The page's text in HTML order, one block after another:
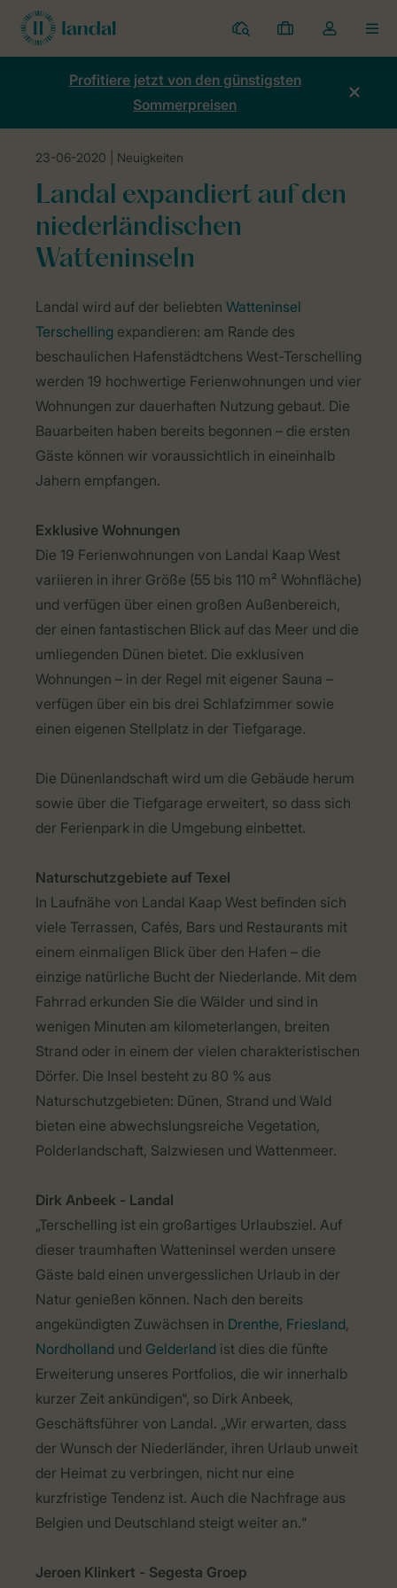
Ferienparks
Meine
Buchungen
Dropdown-
Menü
Kontos
Profitiere jetzt von den günstigsten
Sommerpreisen
Neuigkeiten
23-06-2020 | Neuigkeiten
Landal expandiert auf den
niederländischen
Watteninseln
Landal wird auf der beliebten Watteninsel
Terschelling expandieren: am Rande des
beschaulichen Hafenstädtchens West-Terschelling
werden 19 hochwertige Ferienwohnungen und vier
Wohnungen zur dauerhaften Nutzung gebaut. Die
Bauarbeiten haben bereits begonnen – die ersten
Gäste können wir voraussichtlich in eineinhalb
Jahern empfangen.
Exklusive Wohnungen
Die 19 Ferienwohnungen von Landal Kaap West
variieren in ihrer Größe (55 bis 110 m² Wohnfläche)
und verfügen über einen großen Außenbereich,
der einen fantastischen Blick auf das Meer und die
umliegenden Dünen bietet. Die exklusiven
Wohnungen – in der Regel mit eigener Sauna –
verfügen über ein bis drei Schlafzimmer sowie
einen eigenen Stellplatz in der Tiefgarage.
Die Dünenlandschaft wird um die Gebäude herum
sowie über die Tiefgarage erweitert, so dass sich
der Ferienpark in die Umgebung einbettet.
Naturschutzgebiete auf Texel
In Laufnähe von Landal Kaap West befinden sich
viele Terrassen, Cafés, Bars und Restaurants mit
einem einmaligen Blick über den Hafen – die
einzige natürliche Bucht der Niederlande. Mit dem
Fahrrad erkunden Sie die Wälder und sind in
wenigen Minuten am kilometerlangen, breiten
Strand oder in einem der vielen charakteristischen
Dörfer. Die Insel besteht zu 80 % aus
Naturschutzgebieten: Dünen, Strand und Wald
bieten eine abwechslungsreiche Vegetation,
Polderlandschaft, Salzwiesen und Wattenmeer.
Dirk Anbeek - Landal
„Terschelling ist ein großartiges Urlaubsziel. Auf
dieser traumhaften Watteninsel werden unsere
Gäste bald einen unvergesslichen Urlaub in der
Natur genießen können. Nach den bereits
angekündigten Zuwächsen in Drenthe, Friesland,
Nordholland und Gelderland ist dies die fünfte
Erweiterung unseres Portfolios, die wir innerhalb
kurzer Zeit ankündigen“, so Dirk Anbeek,
Geschäftsführer von Landal. „Wir erwarten, dass
der Wunsch der Niederländer, ihren Urlaub unweit
der Heimat zu verbringen, nicht nur eine
kurzfristige Tendenz ist. Auch die Nachfrage aus
Belgien und Deutschland steigt weiter an.“
Jeroen Klinkert - Segesta Groep